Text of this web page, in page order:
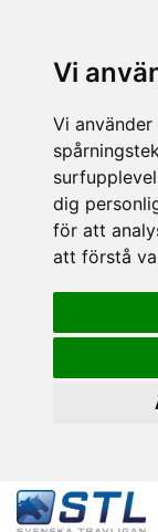
Vi
Vi
dig
för att
att förstå